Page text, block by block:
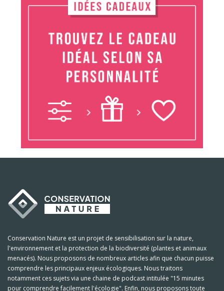
Conservation Nature est un projet de sensibilisation sur la nature,
l'environnement et la protection de la biodiversité (plantes et animaux
menacés). Nous proposons de nombreux articles afin que chacun puisse
comprendre les principaux enjeux écologiques. Nous traitons
notamment ces sujets via une chaine de podcast intitulée "15 minutes
pour comprendre facilement l'écologie". Enfin, nous proposons toute